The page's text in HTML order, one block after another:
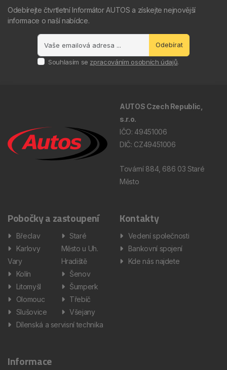
Odebírejte čtvrtletní Informátor AUTOS a získejte nejnovější
informace o naší nabídce.
Odebírat
Souhlasím se zpracováním osobních údajů.
AUTOS Czech Republic,
s.r.o.
IČO: 49451006
DIČ: CZ49451006
Tovární 884, 686 03 Staré
Město
Pobočky a zastoupení
Břeclav
Karlovy
Vary
Kolín
Litomyšl
Olomouc
Slušovice
Staré
Město u Uh.
Hradiště
Šenov
Šumperk
Třebíč
Všejany
Dílenská a servisní technika
Kontakty
Vedení společnosti
Bankovní spojení
Kde nás najdete
Informace